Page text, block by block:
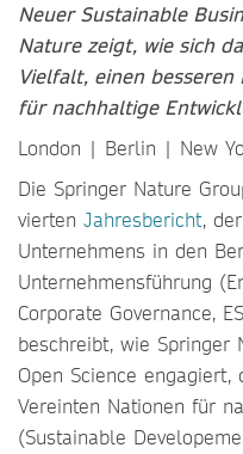
Neuer Sustainable
Nature zeigt, wie sich
Vielfalt, einen
für nachhaltige
London | Berlin | New
Die Springer Nature
vierten Jahresbericht,
Unternehmens in den
Unternehmensführung
Corporate Governance,
beschreibt, wie Springer
Open Science
Vereinten Nationen für
(Sustainable